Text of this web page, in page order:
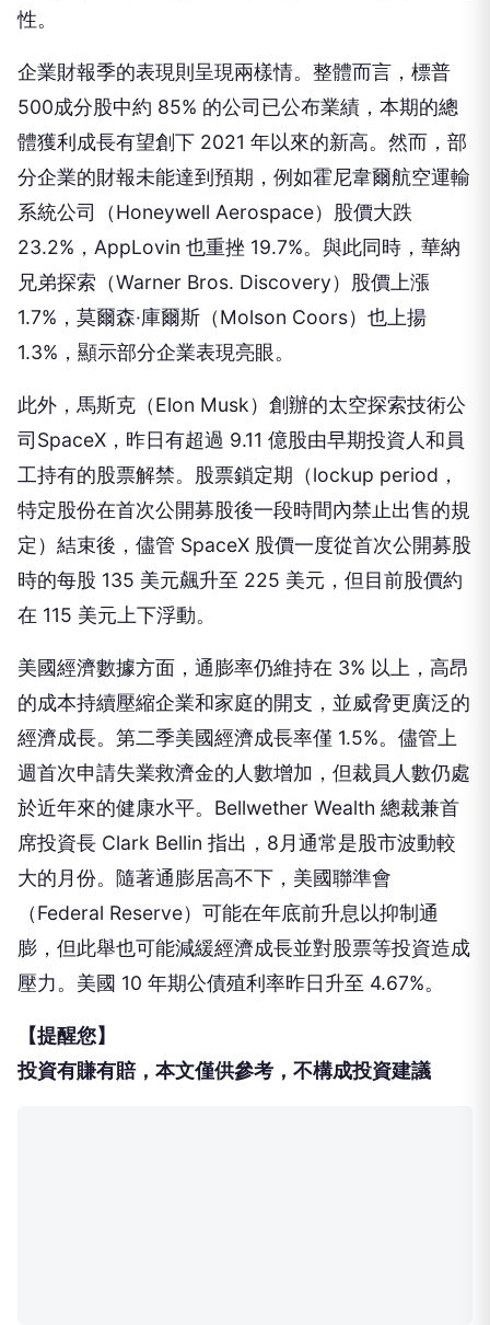
性。
企業財報季的表現則呈現兩樣情。整體而言，標普
500成分股中約 85% 的公司已公布業績，本期的總
體獲利成長有望創下 2021 年以來的新高。然而，部
分企業的財報未能達到預期，例如霍尼韋爾航空運輸
系統公司（Honeywell Aerospace）股價大跌
23.2%，AppLovin 也重挫 19.7%。與此同時，華納
兄弟探索（Warner Bros. Discovery）股價上漲
1.7%，莫爾森·庫爾斯（Molson Coors）也上揚
1.3%，顯示部分企業表現亮眼。
此外，馬斯克（Elon Musk）創辦的太空探索技術公
司SpaceX，昨日有超過 9.11 億股由早期投資人和員
工持有的股票解禁。股票鎖定期（lockup period，
特定股份在首次公開募股後一段時間內禁止出售的規
定）結束後，儘管 SpaceX 股價一度從首次公開募股
時的每股 135 美元飆升至 225 美元，但目前股價約
在 115 美元上下浮動。
美國經濟數據方面，通膨率仍維持在 3% 以上，高昂
的成本持續壓縮企業和家庭的開支，並威脅更廣泛的
經濟成長。第二季美國經濟成長率僅 1.5%。儘管上
週首次申請失業救濟金的人數增加，但裁員人數仍處
於近年來的健康水平。Bellwether Wealth 總裁兼首
席投資長 Clark Bellin 指出，8月通常是股市波動較
大的月份。隨著通膨居高不下，美國聯準會
（Federal Reserve）可能在年底前升息以抑制通
膨，但此舉也可能減緩經濟成長並對股票等投資造成
壓力。美國 10 年期公債殖利率昨日升至 4.67%。
【提醒您】
投資有賺有賠，本文僅供參考，不構成投資建議